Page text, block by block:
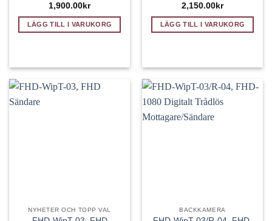
1,900.00 kr
LÄGG TILL I VARUKORG
2,150.00 kr
LÄGG TILL I VARUKORG
NYHETER OCH TOPP VAL BACKKAMERA